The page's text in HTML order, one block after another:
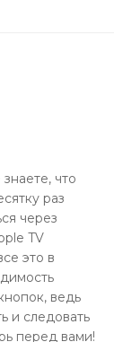
что
раз
через
TV
это в
ведь
и следовать
перед вами!